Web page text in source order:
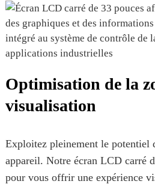
Optimisation de la
visualisation
Exploitez pleinement le potentiel
appareil. Notre écran LCD carré
pour vous offrir une expérience